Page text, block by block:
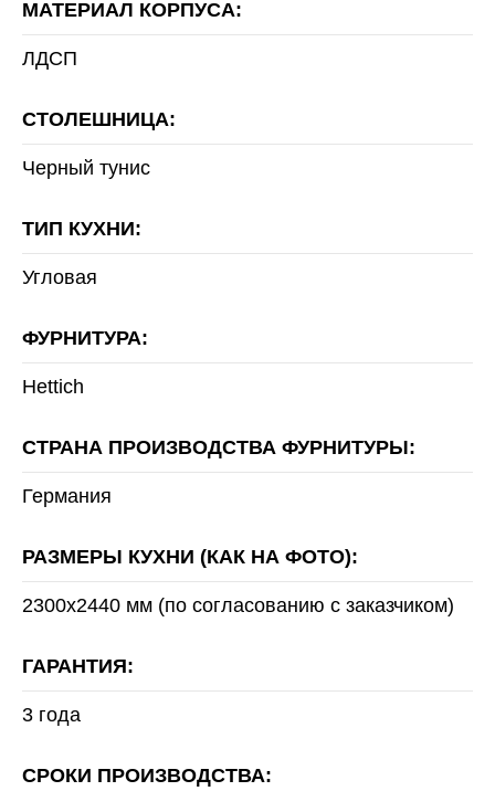
МАТЕРИАЛ КОРПУСА:
ЛДСП
СТОЛЕШНИЦА:
Черный тунис
ТИП КУХНИ:
Угловая
ФУРНИТУРА:
Hettich
СТРАНА ПРОИЗВОДСТВА ФУРНИТУРЫ:
Германия
РАЗМЕРЫ КУХНИ (КАК НА ФОТО):
2300x2440 мм (по согласованию с заказчиком)
ГАРАНТИЯ:
3 года
СРОКИ ПРОИЗВОДСТВА: